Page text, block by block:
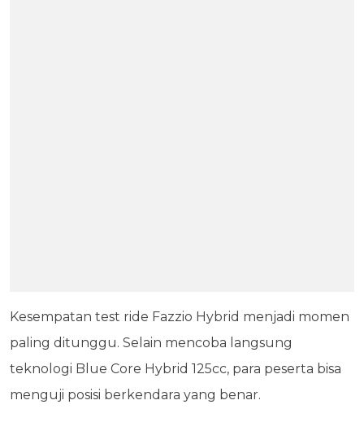
Kesempatan test ride Fazzio Hybrid menjadi momen
paling ditunggu. Selain mencoba langsung
teknologi Blue Core Hybrid 125cc, para peserta bisa
menguji posisi berkendara yang benar.